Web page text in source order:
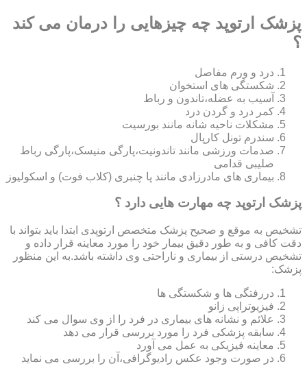
پزشک ارتوپد چه چیزهایی را درمان می کند
؟
درد و ورم مفاصل
شکستگی های استخوان
آسیب به عضله،تاندون و رباط
کمر درد و گردن درد
مشکلات ناحیه شانه مانند بورسیت
سندرم تونل کارپال
صدمات ورزشی مانند تاندونیت،پارگی منیسک،پارگی رباط
صلیبی قدامی
بیماری های مادرزادی مانند پا چنبری (کلاب فوت) و اسکولیوز
پزشک ارتوپد چه مهارت هایی دارد ؟
تشخیص به موقع و صحیح پزشک متخصص ارتوپدی ابتدا باید بتواند با
دقت کافی و به طور دقیق بیمار خود را مورد معاینه قرار داده و
تشخیص درستی از بیماری و ناراحتی وی داشته باشد.به این منظور
پزشک:
دررفتگی ها و شکستگی ها
فیزیوتراپی زانو
علائم و نشانه های بیماری در فرد را از وی سوال می کند
سابقه پزشکی فرد را مورد بررسی قرار می دهد
معاینه فیزیکی به عمل می آورد
در صورت وجود عکس رادیوگرافی،آن را بررسی می‎ نماید